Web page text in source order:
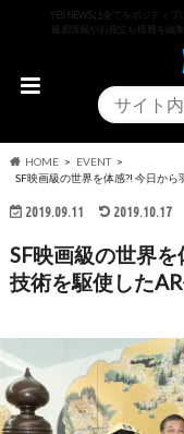
YESNEWSは全てをポジティ
最新情報やお役立ち情報を編
HOME
EVENT
SF映画級の世界を体感?! 今日か
2019.09.11 2019.10.17
SF映画級の世界
技術を駆使した